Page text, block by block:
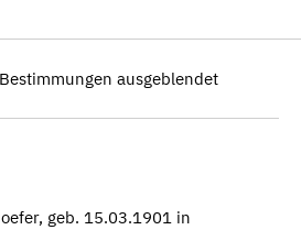
ausgeblendet
geb. 15.03.1901 in